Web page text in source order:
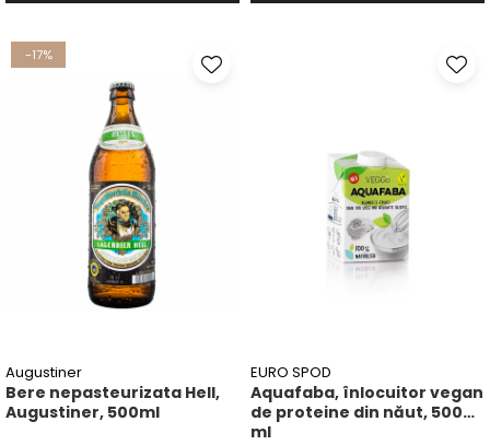
-17%
Augustiner
Bere nepasteurizata Hell,
Augustiner, 500ml
EURO SPOD
Aquafaba, înlocuitor vegan
de proteine ​​din năut, 500
ml